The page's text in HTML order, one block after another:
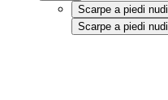
Scarpe a piedi nudi
Scarpe a piedi nudi